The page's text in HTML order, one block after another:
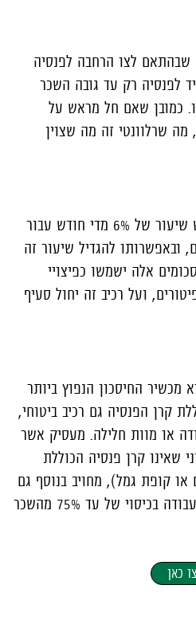
לצו הרחבה לפנסיה
לפנסיה רק עד גובה השכר
כמובן שאם חל מראש על
שרלוונטי זה מה שצוין
כאמור, על המעסיק להפריש שיעור של 6% מדי חודש עבור
ובאפשרותו להגדיל שיעור זה
סכומים אלה ישמשו כפיצויי
ועל רכיב זה יחול סעיף
החיסכון הנפוץ ביותר
קרן הפנסיה גם רכיב ביטוחי,
או מוות חלילה. מעסיק אשר
שאינו קרן פנסיה הכוללת
או קופת גמל), מחויב בנוסף גם
ברכישת ביטוח אובדן כושר עבודה בכיסוי של עד 75% מהשכר
כאן